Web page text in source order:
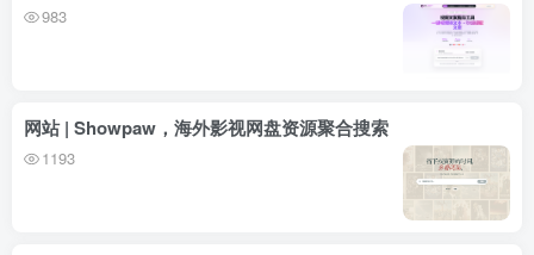
983
网站 | Showpaw，海外影视网盘资源聚合搜索
1193